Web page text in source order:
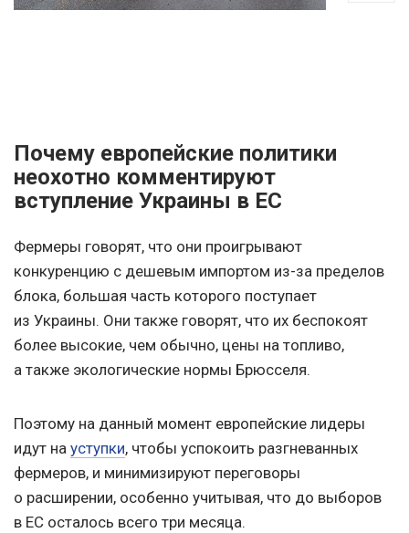
Почему европейские политики
неохотно комментируют
вступление Украины в ЕС
Фермеры говорят, что они проигрывают
конкуренцию с дешевым импортом из-за пределов
блока, большая часть которого поступает
из Украины. Они также говорят, что их беспокоят
более высокие, чем обычно, цены на топливо,
а также экологические нормы Брюсселя.
Поэтому на данный момент европейские лидеры
идут на уступки, чтобы успокоить разгневанных
фермеров, и минимизируют переговоры
о расширении, особенно учитывая, что до выборов
в ЕС осталось всего три месяца.